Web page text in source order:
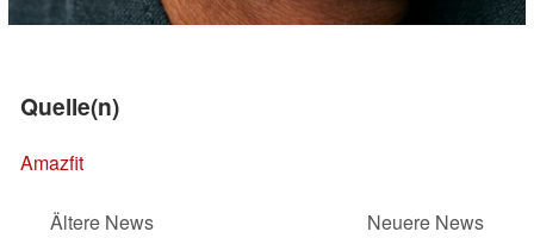
Quelle(n)
Amazfit
Ältere News
Neuere News